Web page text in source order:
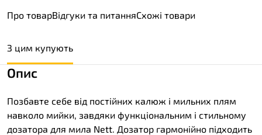
Про товарВідгуки та питанняСхожі товари
З цим купують
Опис
Позбавте себе від постійних калюж і мильних плям
навколо мийки, завдяки функціональним і стильному
дозатора для мила Nett. Дозатор гармонійно підходить